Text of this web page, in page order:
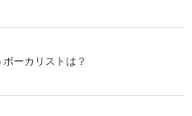
ーカリストは？